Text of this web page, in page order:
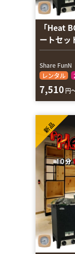
「Heat
ートセッ
Share FunN
レンタル
7,510 円
新品